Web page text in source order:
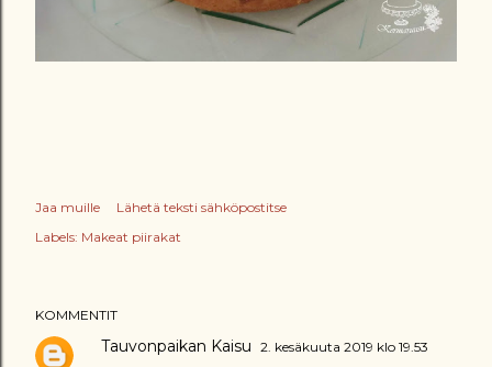
Jaa muille
Lähetä teksti sähköpostitse
Labels: Makeat piirakat
KOMMENTIT
Tauvonpaikan Kaisu 2. kesäkuuta 2019 klo 19.53